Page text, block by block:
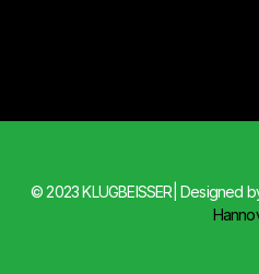
© 2023 KLUGBEISSER| Designed